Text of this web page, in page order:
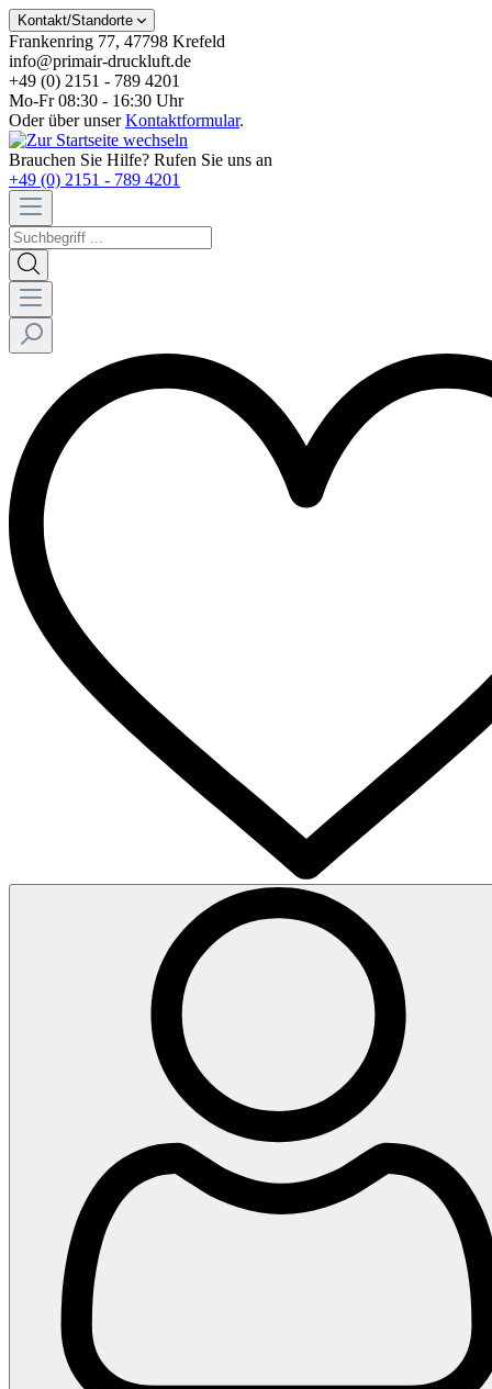
Kontakt/Standorte
Frankenring 77, 47798 Krefeld
info@primair-druckluft.de
+49 (0) 2151 - 789 4201
Mo-Fr 08:30 - 16:30 Uhr
Oder über unserKontaktformular.
Brauchen Sie Hilfe? Rufen Sie uns an
+49 (0) 2151 - 789 4201